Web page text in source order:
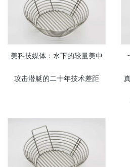
美科技媒体：水下的较量美中
攻击潜艇的二十年技术差距